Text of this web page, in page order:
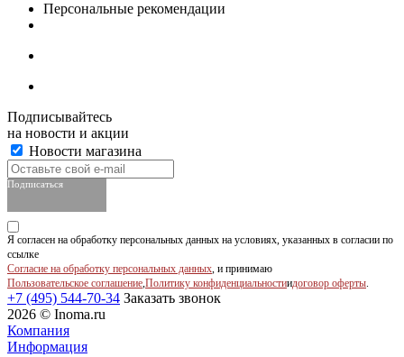
Персональные рекомендации
Подписывайтесь
на новости и акции
Новости магазина
Подписаться
Я согласен на обработку персональных данных на условиях, указанных в согласии по
ссылке
Согласие на обработку персональных данных, и принимаю
Пользовательское соглашение,Политику конфиденциальностиидоговор оферты.
+7 (495) 544-70-34 Заказать звонок
2026 © Inoma.ru
Компания
Информация